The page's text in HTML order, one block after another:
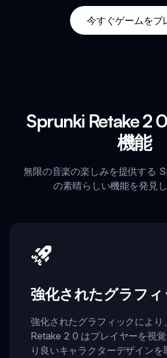
今すぐゲームをプ
Sprunki Retake 2
機能
無限の音楽の楽しみを提供する
の素晴らしい機能を発見
強化されたグラフィ
強化されたグラフィックによ
Retake 2 0 はプレイヤーを視
り良いキャラクターデザイン